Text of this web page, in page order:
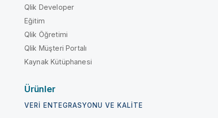
Qlik Developer
Eğitim
Qlik Öğretimi
Qlik Müşteri Portalı
Kaynak Kütüphanesi
Ürünler
VERI ENTEGRASYONU VE KALITE